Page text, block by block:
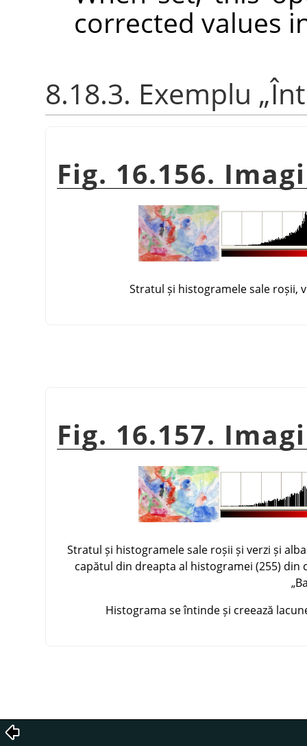
corrected values
8.18.3. Exemplu „
Fig. 16.156.
Stratul și histogramele sale roșii,
Fig. 16.157.
Stratul și histogramele sale roșii și verzi și
capătul din dreapta al histogramei (255)
„
Histograma se întinde și creează